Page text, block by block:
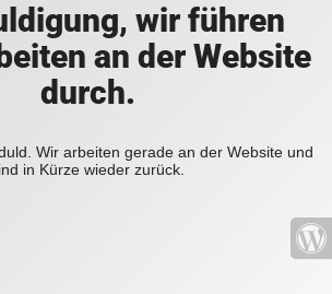
wir führen
an der Website
durch.
Wir arbeiten gerade an der Website und
in Kürze wieder zurück.